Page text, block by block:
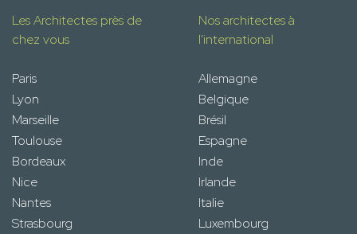
Les Architectes près de
chez vous
Paris
Lyon
Marseille
Toulouse
Bordeaux
Nice
Nantes
Strasbourg
Nos architectes à
l'international
Allemagne
Belgique
Brésil
Espagne
Inde
Irlande
Italie
Luxembourg